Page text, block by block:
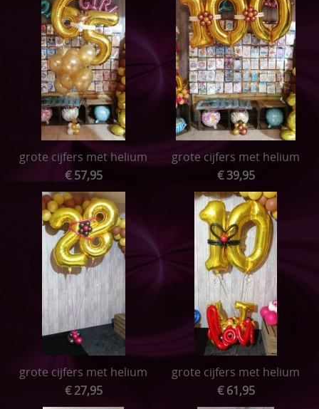
grote cijfers met helium
€ 57,95
grote cijfers met helium
€ 39,95
grote cijfers met helium
€ 27,95
grote cijfers met helium
€ 61,95